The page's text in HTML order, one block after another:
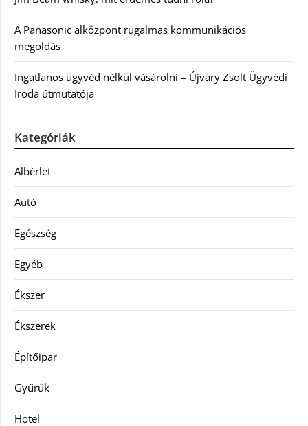
A Panasonic alközpont rugalmas kommunikációs
megoldás
Ingatlanos ügyvéd nélkül vásárolni – Újváry Zsolt Ügyvédi
Iroda útmutatója
Kategóriák
Albérlet
Autó
Egészség
Egyéb
Ékszer
Ékszerek
Építőipar
Gyűrűk
Hotel